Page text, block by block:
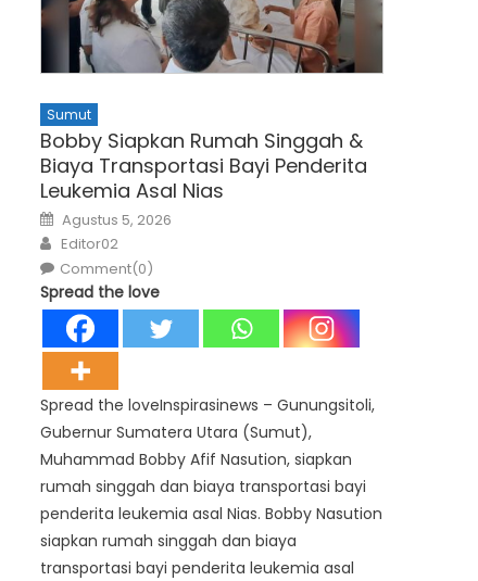
Sumut
Bobby Siapkan Rumah Singgah &
Biaya Transportasi Bayi Penderita
Leukemia Asal Nias
Posted
on
Agustus 5, 2026
Author
Editor02
Comment(0)
Spread the love
Spread the loveInspirasinews – Gunungsitoli,
Gubernur Sumatera Utara (Sumut),
Muhammad Bobby Afif Nasution, siapkan
rumah singgah dan biaya transportasi bayi
penderita leukemia asal Nias. Bobby Nasution
siapkan rumah singgah dan biaya
transportasi bayi penderita leukemia asal